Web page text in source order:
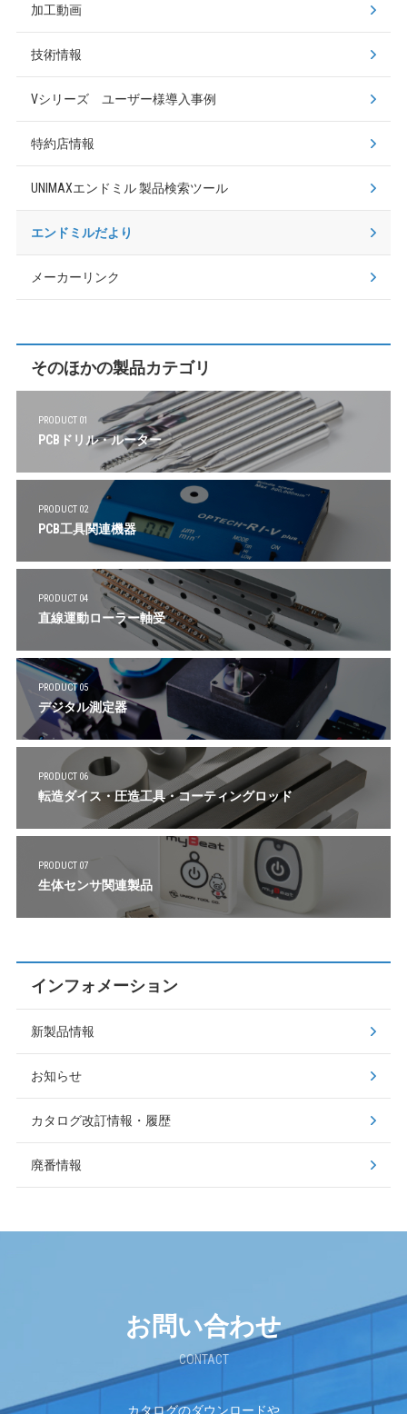
加工動画
技術情報
Vシリーズ ユーザー様導入事例
特約店情報
UNIMAXエンドミル製品検索ツール
エンドミルだより
メーカーリンク
そのほかの製品カテゴリ
PRODUCT 01
PCBドリル・ルーター
PRODUCT 02
PCB工具関連機器
PRODUCT 04
直線運動ローラー軸受
PRODUCT 05
デジタル測定器
PRODUCT 06
転造ダイス・圧造工具・コーティングロッド
PRODUCT 07
生体センサ関連製品
インフォメーション
新製品情報
お知らせ
カタログ改訂情報・履歴
廃番情報
お問い合わせ
CONTACT
カタログのダウンロードや